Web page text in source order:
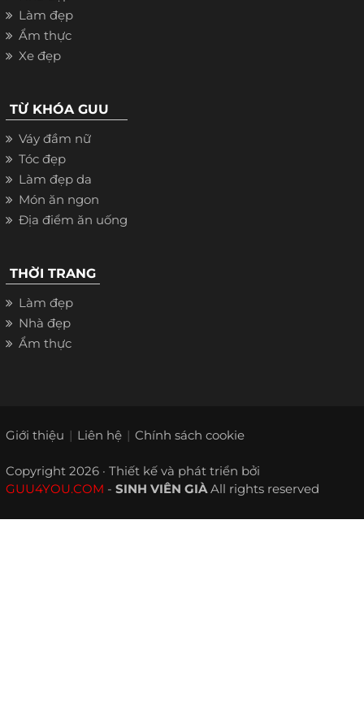
Làm đẹp
Ẩm thực
Xe đẹp
TỪ KHÓA GUU
Váy đầm nữ
Tóc đẹp
Làm đẹp da
Món ăn ngon
Địa điểm ăn uống
THỜI TRANG
Làm đẹp
Nhà đẹp
Ẩm thực
Giới thiệu Liên hệ Chính sách cookie
Copyright 2026 · Thiết kế và phát triển bởi
GUU4YOU.COM - SINH VIÊN GIÀAll rights reserved